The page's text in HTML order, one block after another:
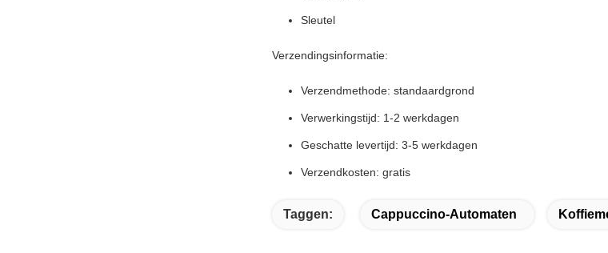
Sleutel
Verzendingsinformatie:
Verzendmethode: standaardgrond
Verwerkingstijd: 1-2 werkdagen
Geschatte levertijd: 3-5 werkdagen
Verzendkosten: gratis
Taggen: Cappuccino-Automaten